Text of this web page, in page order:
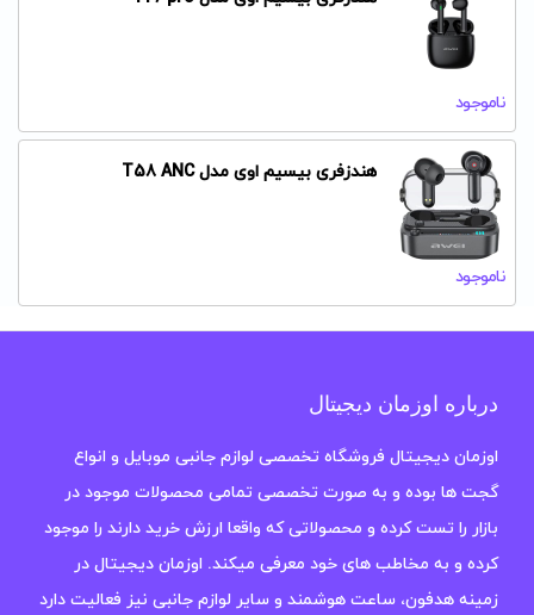
ناموجود
هندزفری بیسیم اوی مدل T58 ANC
ناموجود
درباره اوزمان دیجیتال
اوزمان دیجیتال فروشگاه تخصصی لوازم جانبی موبایل و انواع
گجت ها بوده و به صورت تخصصی تمامی محصولات موجود در
بازار را تست کرده و محصولاتی که واقعا ارزش خرید دارند را موجود
کرده و به مخاطب های خود معرفی میکند. اوزمان دیجیتال در
زمینه هدفون، ساعت هوشمند و سایر لوازم جانبی نیز فعالیت دارد